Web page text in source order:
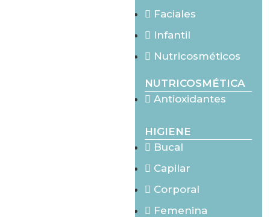
Faciales
Infantil
Nutricosméticos
NUTRICOSMÉTICA
Antioxidantes
HIGIENE
Bucal
Capilar
Corporal
Femenina